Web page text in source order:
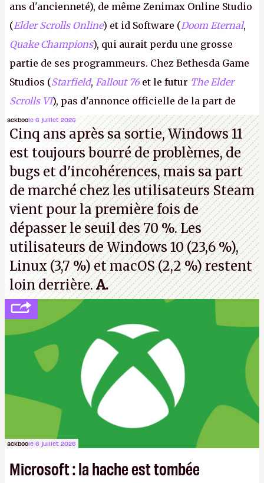
ans d'ancienneté), de même Zenimax Online Studio
(Elder Scrolls Online) et id Software (Doom Eternal,
Quake Champions), qui aurait perdu une grosse
partie de ses programmeurs. Chez Bethesda Game
Studios (Starfield, Fallout 76 et le futur The Elder
Scrolls VI), pas d'annonce officielle de la part de
Microsoft, mais le syndicat des employés confirme
de nombreux licenciements.A.
ackboole 6 juillet 2026
Cinq ans après sa sortie, Windows 11
est toujours bourré de problèmes, de
bugs et d'incohérences, mais sa part
de marché chez les utilisateurs Steam
vient pour la première fois de
dépasser le seuil des 70 %. Les
utilisateurs de Windows 10 (23,6 %),
Linux (3,7 %) et macOS (2,2 %) restent
loin derrière.A.
ackboole 6 juillet 2026
Microsoft : la hache est tombée